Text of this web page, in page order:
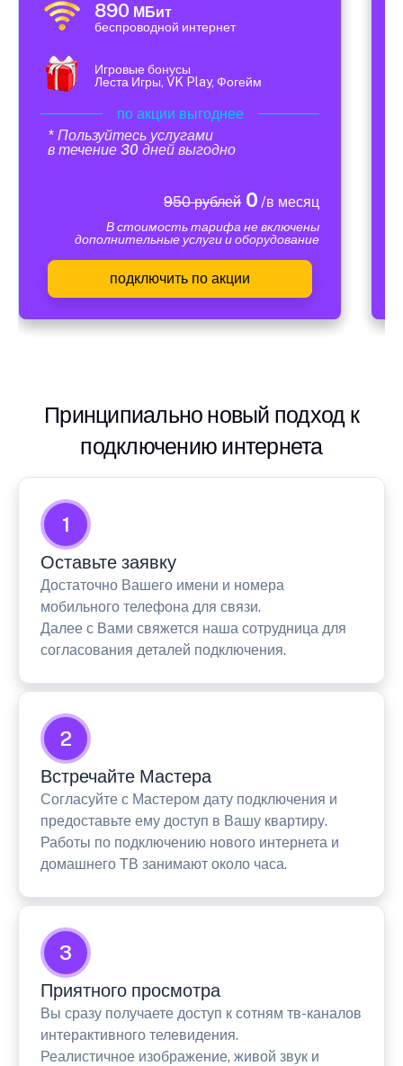
890 МБит
беспроводной интернет
Игровые бонусы
Леста Игры, VK Play, Фогейм
по акции выгоднее
* Пользуйтесь услугами
в течение 30 дней выгодно
950 рублей0 /в месяц
В стоимость тарифа не включены
дополнительные услуги и оборудование
подключить по акции
Принципиально новый подход к
подключению интернета
1
Оставьте заявку
Достаточно Вашего имени и номера
мобильного телефона для связи.
Далее с Вами свяжется наша сотрудница для
согласования деталей подключения.
2
Встречайте Мастера
Согласуйте с Мастером дату подключения и
предоставьте ему доступ в Вашу квартиру.
Работы по подключению нового интернета и
домашнего ТВ занимают около часа.
3
Приятного просмотра
Вы сразу получаете доступ к сотням тв-каналов
интерактивного телевидения.
Реалистичное изображение, живой звук и